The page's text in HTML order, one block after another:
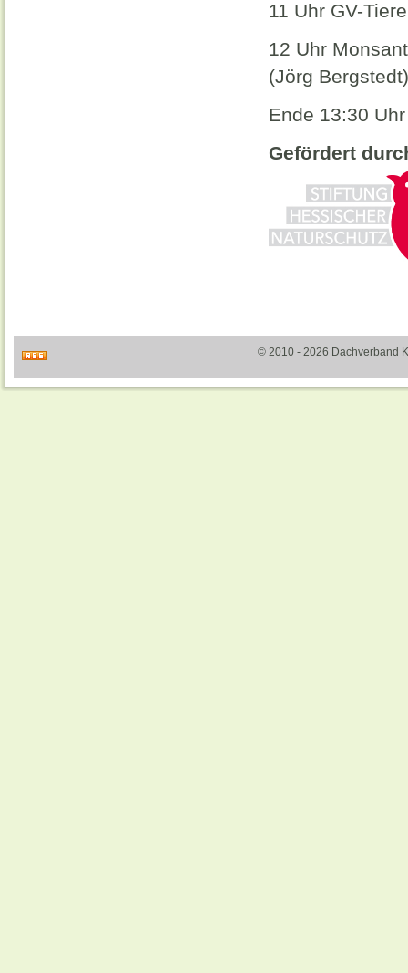
11 Uhr GV-
12 Uhr
(Jörg Bergstedt)
Ende 13:30 Uhr
Gefördert
© 2010 - 2026 Dachverband